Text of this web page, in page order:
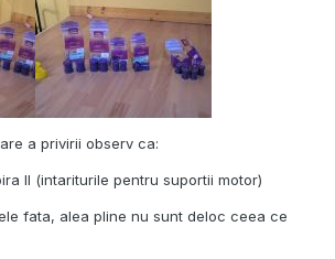
a privirii observ ca:
II (intariturile pentru suportii motor)
fata, alea pline nu sunt deloc ceea ce